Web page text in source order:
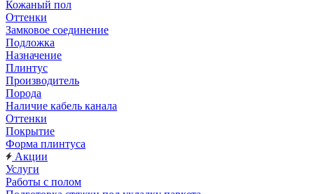
Кожаный пол
Оттенки
Замковое соединение
Подложка
Назначение
Плинтус
Производитель
Порода
Наличие кабель канала
Оттенки
Покрытие
Форма плинтуса
Акции
Услуги
Работы с полом